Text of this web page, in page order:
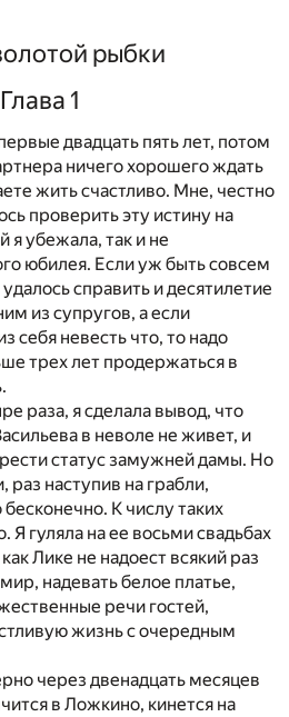
рыбки
Глава 1
двадцать пять лет, потом
ничего хорошего ждать
жить счастливо. Мне, честно
проверить эту истину на
я убежала, так и не
юбилея. Если уж быть совсем
справить и десятилетие
из супругов, а если
себя невесть что, то надо
трех лет продержаться в
раза, я сделала вывод, что
в неволе не живет, и
статус замужней дамы. Но
наступив на грабли,
К числу таких
Я гуляла на ее восьми свадьбах
Лике не надоест всякий раз
надевать белое платье,
речи гостей,
жизнь с очередным
через двенадцать месяцев
в Ложкино, кинется на